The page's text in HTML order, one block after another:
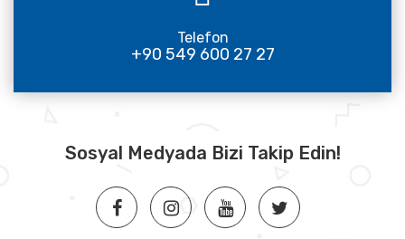
Telefon
+90 549 600 27 27
Sosyal Medyada Bizi Takip Edin!